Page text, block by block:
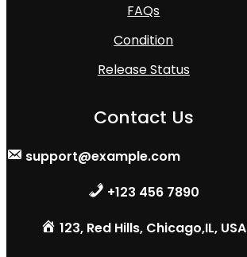
FAQs
Condition
Release Status
Contact Us
support@example.com
+123 456 7890
123, Red Hills, Chicago,IL, USA